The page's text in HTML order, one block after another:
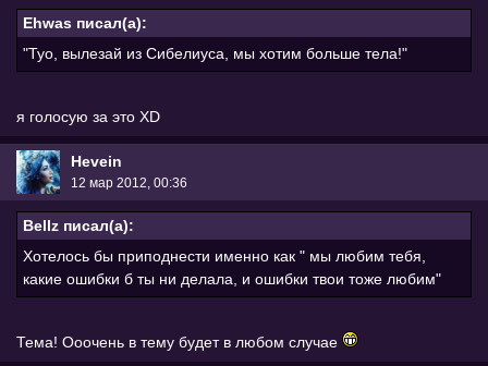
Ehwas писал(а):
"Туо, вылезай из Сибелиуса, мы хотим больше тела!"
я голосую за это ХD
Hevein
12 мар 2012, 00:36
Bellz писал(а):
Хотелось бы приподнести именно как " мы любим тебя,
какие ошибки б ты ни делала, и ошибки твои тоже любим"
Тема! Ооочень в тему будет в любом случае